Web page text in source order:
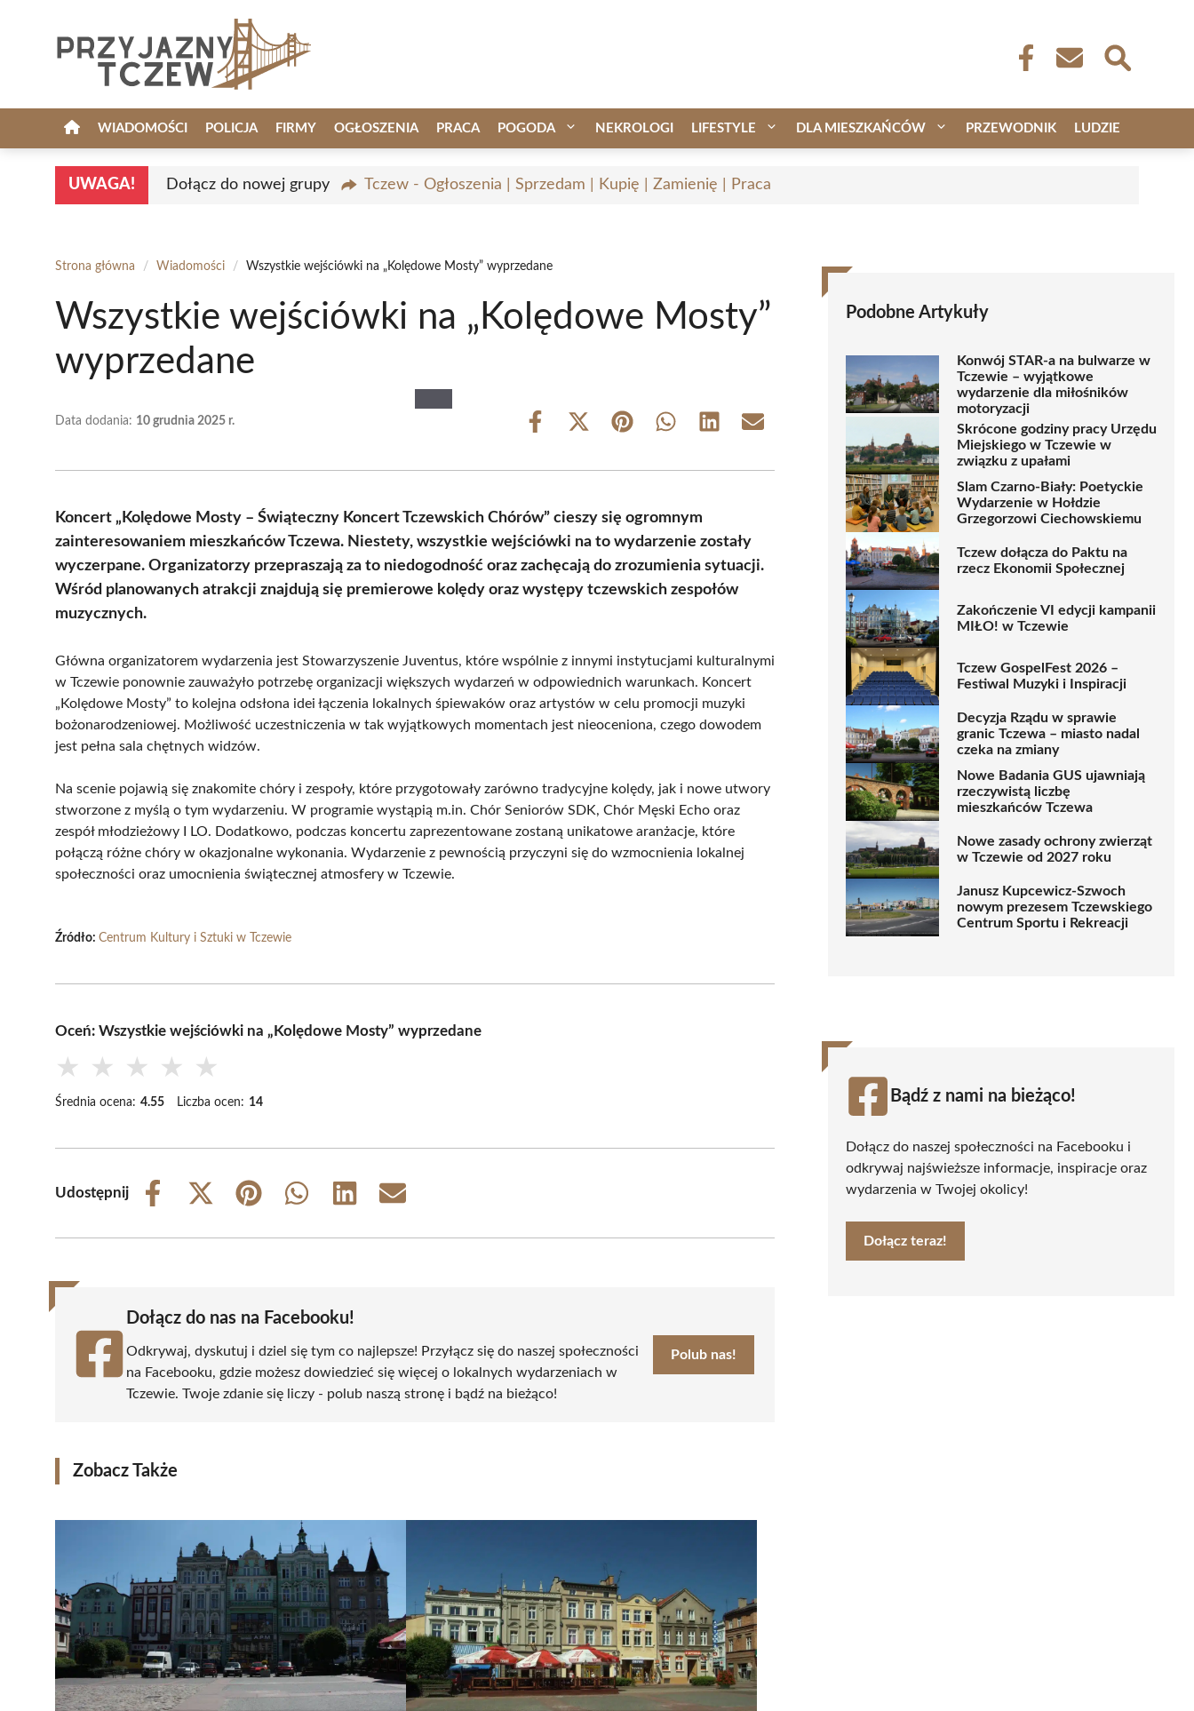
WIADOMOŚCI POLICJA FIRMY OGŁOSZENIA PRACA POGODA NEKROLOGI LIFESTYLE DLA MIESZKAŃCÓW PRZEWODNIK LUDZIE
UWAGA! Dołącz do nowej grupy Tczew - Ogłoszenia | Sprzedam | Kupię | Zamienię | Praca
Strona główna / Wiadomości / Wszystkie wejściówki na „Kolędowe Mosty” wyprzedane
Wszystkie wejściówki na „Kolędowe Mosty”
wyprzedane
Data dodania: 10 grudnia 2025 r.
Share
Share
(Twitter)
Share Share Share Share
Koncert „Kolędowe Mosty – Świąteczny Koncert Tczewskich Chórów” cieszy się ogromnym
zainteresowaniem mieszkańców Tczewa. Niestety, wszystkie wejściówki na to wydarzenie zostały
wyczerpane. Organizatorzy przepraszają za to niedogodność oraz zachęcają do zrozumienia sytuacji.
Wśród planowanych atrakcji znajdują się premierowe kolędy oraz występy tczewskich zespołów
muzycznych.
Główna organizatorem wydarzenia jest Stowarzyszenie Juventus, które wspólnie z innymi instytucjami kulturalnymi
w Tczewie ponownie zauważyło potrzebę organizacji większych wydarzeń w odpowiednich warunkach. Koncert
„Kolędowe Mosty” to kolejna odsłona idei łączenia lokalnych śpiewaków oraz artystów w celu promocji muzyki
bożonarodzeniowej. Możliwość uczestniczenia w tak wyjątkowych momentach jest nieoceniona, czego dowodem
jest pełna sala chętnych widzów.
Na scenie pojawią się znakomite chóry i zespoły, które przygotowały zarówno tradycyjne kolędy, jak i nowe utwory
stworzone z myślą o tym wydarzeniu. W programie wystąpią m.in. Chór Seniorów SDK, Chór Męski Echo oraz
zespół młodzieżowy I LO. Dodatkowo, podczas koncertu zaprezentowane zostaną unikatowe aranżacje, które
połączą różne chóry w okazjonalne wykonania. Wydarzenie z pewnością przyczyni się do wzmocnienia lokalnej
społeczności oraz umocnienia świątecznej atmosfery w Tczewie.
Źródło: Centrum Kultury i Sztuki w Tczewie
Oceń: Wszystkie wejściówki na „Kolędowe Mosty” wyprzedane
★ ★ ★ ★ ★
Średnia ocena: 4.55 Liczba ocen: 14
Udostępnij
Share
Share
(Twitter)
Share
Share
Share
Share
Dołącz do nas na Facebooku!
Odkrywaj, dyskutuj i dziel się tym co najlepsze! Przyłącz się do naszej społeczności
na Facebooku, gdzie możesz dowiedzieć się więcej o lokalnych wydarzeniach w
Tczewie. Twoje zdanie się liczy - polub naszą stronę i bądź na bieżąco!
Polub nas!
Zobacz Także
Podobne Artykuły
Konwój STAR-a na bulwarze w
Tczewie – wyjątkowe
wydarzenie dla miłośników
motoryzacji
Skrócone godziny pracy Urzędu
Miejskiego w Tczewie w
związku z upałami
Slam Czarno-Biały: Poetyckie
Wydarzenie w Hołdzie
Grzegorzowi Ciechowskiemu
Tczew dołącza do Paktu na
rzecz Ekonomii Społecznej
Zakończenie VI edycji kampanii
MIŁO! w Tczewie
Tczew GospelFest 2026 –
Festiwal Muzyki i Inspiracji
Decyzja Rządu w sprawie
granic Tczewa – miasto nadal
czeka na zmiany
Nowe Badania GUS ujawniają
rzeczywistą liczbę
mieszkańców Tczewa
Nowe zasady ochrony zwierząt
w Tczewie od 2027 roku
Janusz Kupcewicz-Szwoch
nowym prezesem Tczewskiego
Centrum Sportu i Rekreacji
Bądź z nami na bieżąco!
Dołącz do naszej społeczności na Facebooku i
odkrywaj najświeższe informacje, inspiracje oraz
wydarzenia w Twojej okolicy!
Dołącz teraz!